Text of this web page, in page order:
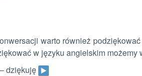
warto również
w języku angielskim możemy
– dziękuję